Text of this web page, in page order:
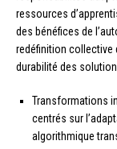
ressources
des bénéfices de
redéfinition collective
durabilité des
Transformations
centrés sur
algorithmique